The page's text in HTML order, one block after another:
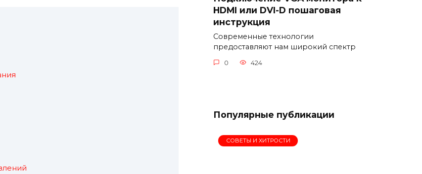
HDMI или DVI-D пошаговая
инструкция
Современные технологии
предоставляют нам широкий спектр
0 424
Популярные публикации
СОВЕТЫ И ХИТРОСТИ